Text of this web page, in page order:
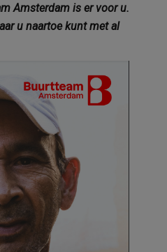
Amsterdam is er voor u.
u naartoe kunt met al